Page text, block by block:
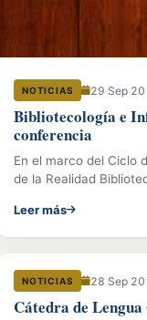
NOTICIAS 29 Sep
Bibliotecología e
conferencia
En el marco del Ciclo
de la Realidad
Leer más
NOTICIAS 28 Sep
Cátedra de